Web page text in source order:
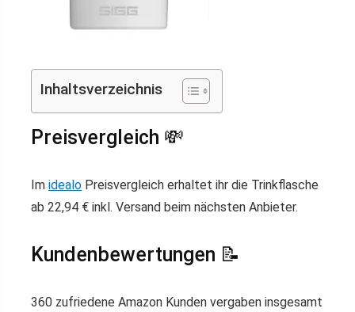
Inhaltsverzeichnis
Preisvergleich 💸
Im idealo Preisvergleich erhaltet ihr die Trinkflasche
ab 22,94 € inkl. Versand beim nächsten Anbieter.
Kundenbewertungen 📝
360 zufriedene Amazon Kunden vergaben insgesamt